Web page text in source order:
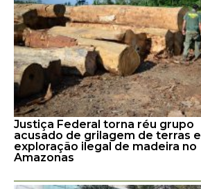
Justiça Federal torna réu grupo
acusado de grilagem de terras e
exploração ilegal de madeira no
Amazonas